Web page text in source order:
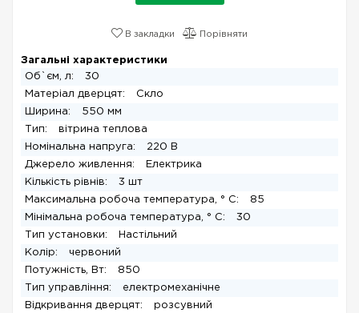
В закладки Порівняти
Загальні характеристики
Об`єм, л:
30
Матеріал дверцят:
Скло
Ширина:
550 мм
Тип:
вітрина теплова
Номінальна напруга:
220 В
Джерело живлення:
Електрика
Кількість рівнів:
3 шт
Максимальна робоча температура, ° C:
85
Мінімальна робоча температура, ° C:
30
Тип установки:
Настільний
Колір:
червоний
Потужність, Вт:
850
Тип управління:
електромеханічне
Відкривання дверцят:
розсувний